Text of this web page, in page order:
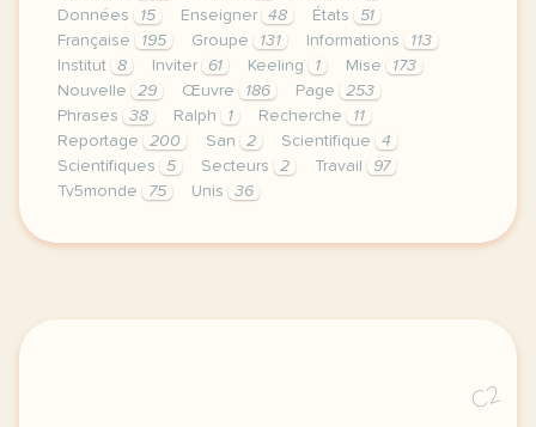
Données
15 Enseigner 48 États
51
Française
195 Groupe 131 Informations
113
Institut
8 Inviter 61 Keeling 1 Mise
173
Nouvelle
29 Œuvre 186 Page
253
Phrases
38 Ralph 1 Recherche
11
Reportage
200 San 2 Scientifique
4
Scientifiques
5 Secteurs 2 Travail
97
Tv5monde
75 Unis 36
le respect de votre vie privee est une priorite
C2